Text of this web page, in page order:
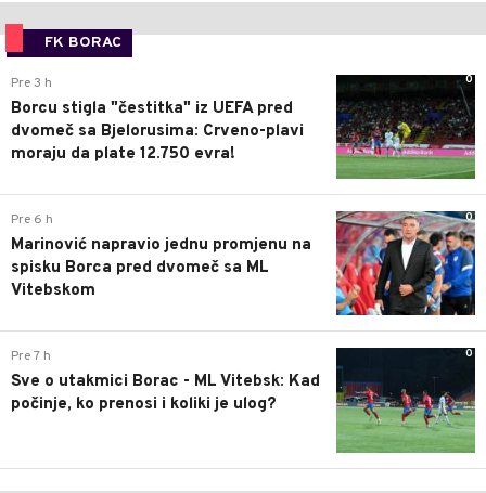
FK BORAC
0
Pre 3 h
Borcu stigla "čestitka" iz UEFA pred
dvomeč sa Bjelorusima: Crveno-plavi
moraju da plate 12.750 evra!
0
Pre 6 h
Marinović napravio jednu promjenu na
spisku Borca pred dvomeč sa ML
Vitebskom
0
Pre 7 h
Sve o utakmici Borac - ML Vitebsk: Kad
počinje, ko prenosi i koliki je ulog?